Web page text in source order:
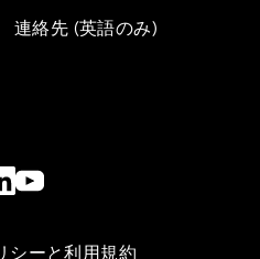
連絡先 (英語のみ)
シーと利用規約